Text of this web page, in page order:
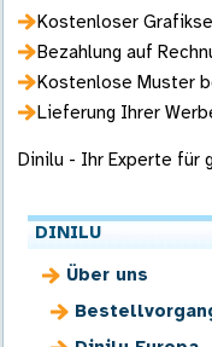
Kostenloser
Bezahlung auf
Kostenlose Muster
Lieferung Ihrer
Dinilu - Ihr Experte für
DINILU
Über uns